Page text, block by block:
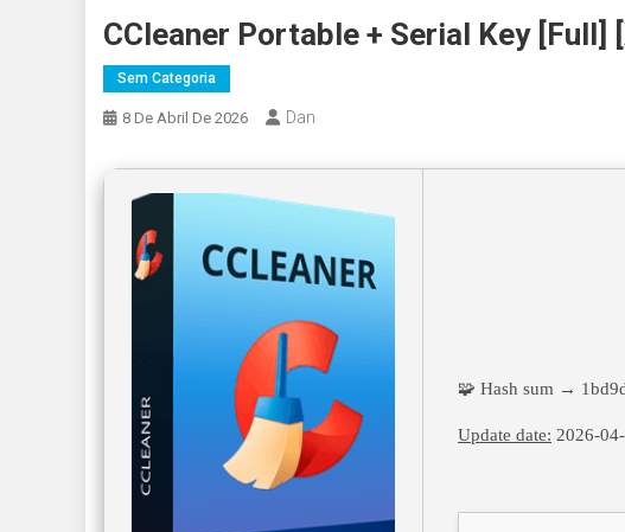
CCleaner Portable + Serial Key
Sem Categoria
8 De Abril De 2026 Dan
🧩 Hash sum →
Update date: 2026-